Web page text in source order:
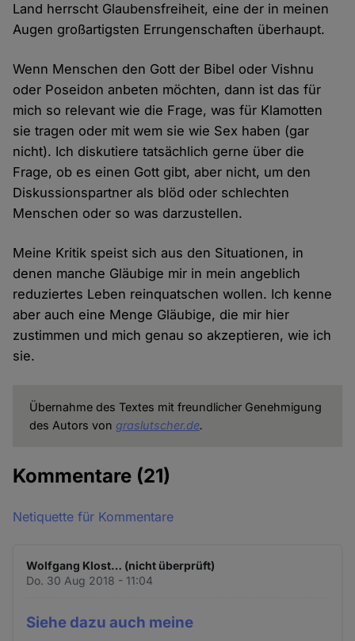
Land herrscht Glaubensfreiheit, eine der in meinen
Augen großartigsten Errungenschaften überhaupt.
Wenn Menschen den Gott der Bibel oder Vishnu
oder Poseidon anbeten möchten, dann ist das für
mich so relevant wie die Frage, was für Klamotten
sie tragen oder mit wem sie wie Sex haben (gar
nicht). Ich diskutiere tatsächlich gerne über die
Frage, ob es einen Gott gibt, aber nicht, um den
Diskussionspartner als blöd oder schlechten
Menschen oder so was darzustellen.
Meine Kritik speist sich aus den Situationen, in
denen manche Gläubige mir in mein angeblich
reduziertes Leben reinquatschen wollen. Ich kenne
aber auch eine Menge Gläubige, die mir hier
zustimmen und mich genau so akzeptieren, wie ich
sie.
Übernahme des Textes mit freundlicher Genehmigung
des Autors von graslutscher.de.
Kommentare (21)
Netiquette für Kommentare
Wolfgang Klost… (nicht überprüft)
Do. 30 Aug 2018 - 11:04
Siehe dazu auch meine